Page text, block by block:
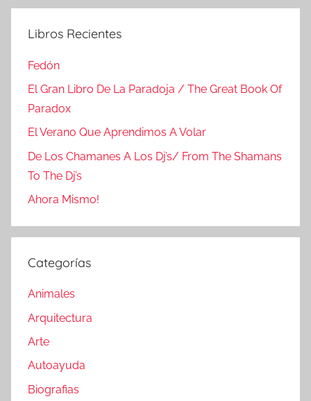
Libros Recientes
Fedón
El Gran Libro De La Paradoja / The Great Book Of
Paradox
El Verano Que Aprendimos A Volar
De Los Chamanes A Los Dj’s/ From The Shamans
To The Dj’s
Ahora Mismo!
Categorías
Animales
Arquitectura
Arte
Autoayuda
Biografias